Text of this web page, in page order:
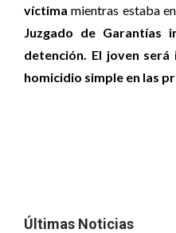
víctima mientras estaba
Juzgado de Garantías
detención. El joven
homicidio simple en las
Últimas Noticias